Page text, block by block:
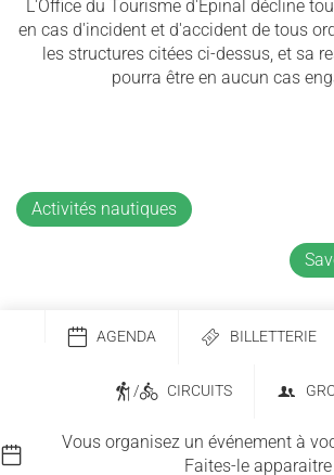
L'Office du Tourisme d'Épinal décline
en cas d'incident et d'accident de tous
les structures citées ci-dessus, et sa
pourra être en aucun cas
Activités nautiques
AGENDA BILLETTERIE
/ CIRCUITS
Vous organisez un événement à
Faites-le